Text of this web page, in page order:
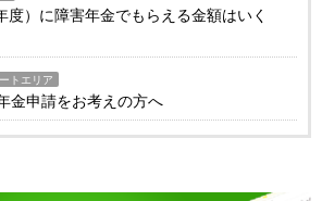
度）に障害年金でもらえる金額はいく
トエリア
金申請をお考えの方へ